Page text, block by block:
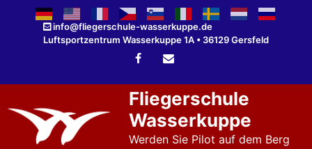
springen
info@fliegerschule-wasserkuppe.de
Luftsportzentrum Wasserkuppe 1A • 36129 Gersfeld
Fliegerschule
Wasserkuppe
Werden Sie Pilot auf dem Berg